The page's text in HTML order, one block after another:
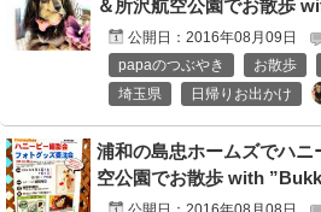
＆所沢航空公園でお散歩
公開日： 2016年08月09日
papaのつぶやき
お散歩
埼玉県
日帰りお出かけ
浦和の島忠ホームズでハ
空公園でお散歩 with